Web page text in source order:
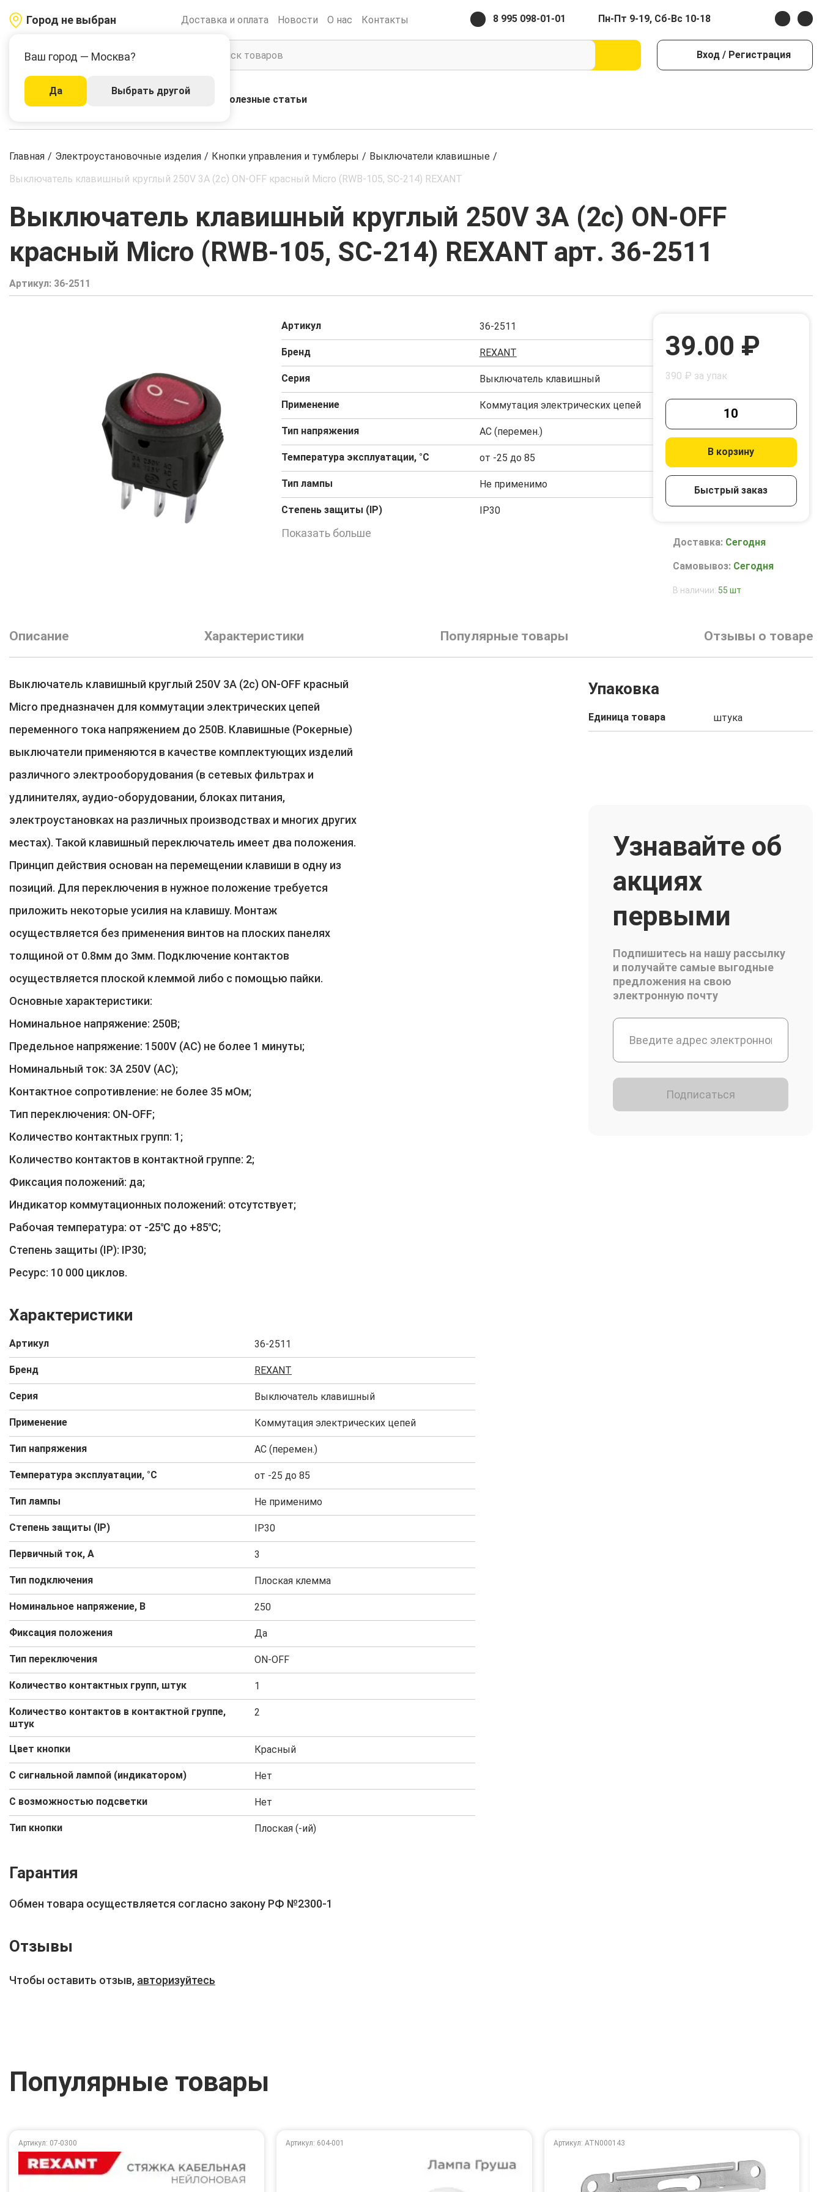
Город не выбран
Ваш город — Москва?
Да Выбрать другой
Доставка и оплата Новости О нас Контакты 8 995 098-01-01 Пн-Пт 9-19, Сб-Вс 10-18
Вход / Регистрация
Каталог Акции Полезные статьи
Главная / Электроустановочные изделия / Кнопки управления и тумблеры / Выключатели клавишные /
Выключатель клавишный круглый 250V 3А (2с) ON-OFF красный Micro (RWB-105, SC-214) REXANT
Выключатель клавишный круглый 250V 3А (2с) ON-OFF
красный Micro (RWB-105, SC-214) REXANT арт. 36-2511
Артикул: 36-2511
Артикул 36-2511
Бренд REXANT
Серия Выключатель клавишный
Применение Коммутация электрических цепей
Тип напряжения AC (перемен.)
Температура эксплуатации, °C от -25 до 85
Тип лампы Не применимо
Степень защиты (IP) IP30
Показать больше
39.00 ₽
390 ₽ за упак
В корзину
Быстрый заказ
Доставка: Сегодня
Самовывоз: Сегодня
В наличии: 55 шт
Описание Характеристики Популярные товары Отзывы о товаре
Выключатель клавишный круглый 250V 3А (2с) ON-OFF красный
Micro предназначен для коммутации электрических цепей
переменного тока напряжением до 250В. Клавишные (Рокерные)
выключатели применяются в качестве комплектующих изделий
различного электрооборудования (в сетевых фильтрах и
удлинителях, аудио-оборудовании, блоках питания,
электроустановках на различных производствах и многих других
местах). Такой клавишный переключатель имеет два положения.
Принцип действия основан на перемещении клавиши в одну из
позиций. Для переключения в нужное положение требуется
приложить некоторые усилия на клавишу. Монтаж
осуществляется без применения винтов на плоских панелях
толщиной от 0.8мм до 3мм. Подключение контактов
осуществляется плоской клеммой либо с помощью пайки.
Основные характеристики:
Номинальное напряжение: 250В;
Предельное напряжение: 1500V (АС) не более 1 минуты;
Номинальный ток: 3A 250V (AC);
Контактное сопротивление: не более 35 мОм;
Тип переключения: ON-OFF;
Количество контактных групп: 1;
Количество контактов в контактной группе: 2;
Фиксация положений: да;
Индикатор коммутационных положений: отсутствует;
Рабочая температура: от -25℃ до +85℃;
Степень защиты (IP): IP30;
Ресурс: 10 000 циклов.
Характеристики
Артикул 36-2511
Бренд REXANT
Серия Выключатель клавишный
Применение Коммутация электрических цепей
Тип напряжения AC (перемен.)
Температура эксплуатации, °C от -25 до 85
Тип лампы Не применимо
Степень защиты (IP) IP30
Первичный ток, А 3
Тип подключения Плоская клемма
Номинальное напряжение, В 250
Фиксация положения Да
Тип переключения ON-OFF
Количество контактных групп, штук 1
Количество контактов в контактной группе,
штук
2
Цвет кнопки Красный
С сигнальной лампой (индикатором) Нет
С возможностью подсветки Нет
Тип кнопки Плоская (-ий)
Гарантия
Обмен товара осуществляется согласно закону РФ №2300-1
Отзывы
Чтобы оставить отзыв, авторизуйтесь
Упаковка
Единица товара штука
Узнавайте об
акциях
первыми
Подпишитесь на нашу рассылку
и получайте самые выгодные
предложения на свою
электронную почту
Подписаться
Популярные товары
Артикул: 07-0300 Артикул: 604-001 Артикул: ATN000143